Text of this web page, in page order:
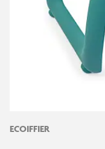
ECOIFFIER